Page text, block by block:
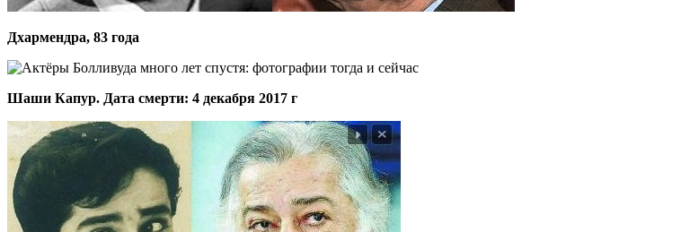
Дхармендра, 83 года
Шаши Капур. Дата смерти: 4 декабря 2017 г